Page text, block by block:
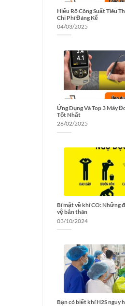
Hiểu Rõ Công Suất Tiêu
Chi Phí Đáng Kể
04/03/2025
Ứng Dụng Và Top 3 Máy
Tốt Nhất
26/02/2025
Bí mật về khí CO: Những
vệ bản thân
03/10/2024
Bạn có biết khí H2S nguy